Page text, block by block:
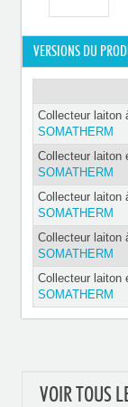
VERSIONS DU
Collecteur laiton
SOMATHERM
Collecteur laiton
SOMATHERM
Collecteur laiton
SOMATHERM
Collecteur laiton
SOMATHERM
Collecteur laiton
SOMATHERM
VOIR TOUS